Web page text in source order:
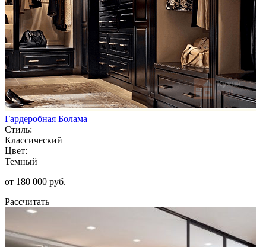
Гардеробная Болама
Стиль:
Классический
Цвет:
Темный
от 180 000 руб.
Рассчитать